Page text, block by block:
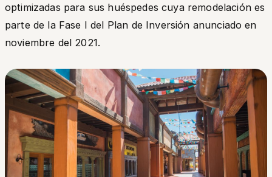
optimizadas para sus huéspedes cuya remodelación es
parte de la Fase I del Plan de Inversión anunciado en
noviembre del 2021.